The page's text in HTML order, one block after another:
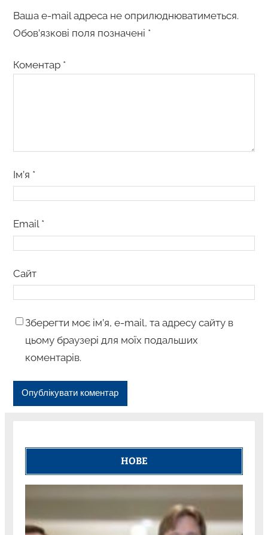
Ваша e-mail адреса не оприлюднюватиметься.
Обов’язкові поля позначені *
Коментар *
Ім’я *
Email *
Сайт
Зберегти моє ім’я, e-mail, та адресу сайту в
цьому браузері для моїх подальших
коментарів.
НОВЕ